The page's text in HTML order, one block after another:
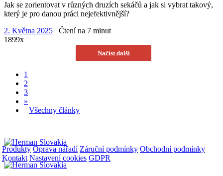
Jak se zorientovat v různých druzích sekáčů a jak si vybrat takový,
který je pro danou práci nejefektivnější?
2. Května 2025
Čtení na 7 minut
1899x
Načíst další
1
2
3
»
Všechny články
Produkty Oprava nářadí Záruční podmínky Obchodní podmínky
Kontakt Nastavení cookies GDPR